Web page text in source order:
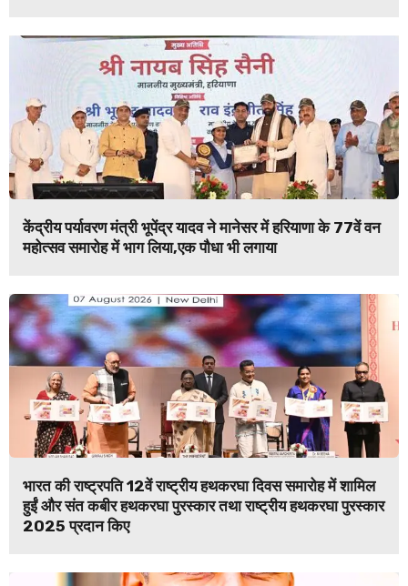
केंद्रीय पर्यावरण मंत्री भूपेंद्र यादव ने मानेसर में हरियाणा के 77वें वन
महोत्सव समारोह में भाग लिया,एक पौधा भी लगाया
भारत की राष्ट्रपति 12वें राष्ट्रीय हथकरघा दिवस समारोह में शामिल
हुईं और संत कबीर हथकरघा पुरस्कार तथा राष्ट्रीय हथकरघा पुरस्कार
2025 प्रदान किए